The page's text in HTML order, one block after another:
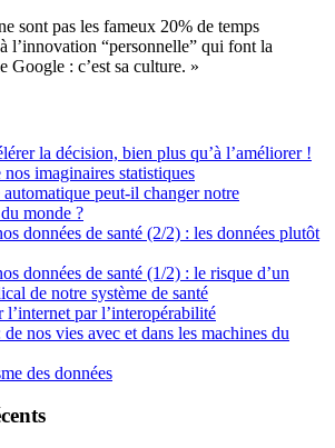
sont pas les fameux 20% de temps
l’innovation “personnelle” qui font la
Google : c’est sa culture. »
la décision, bien plus qu’à l’améliorer !
imaginaires statistiques
automatique peut-il changer notre
monde ?
données de santé (2/2) : les données plutôt
données de santé (1/2) : le risque d’un
de notre système de santé
par l’interopérabilité
nos vies avec et dans les machines du
des données